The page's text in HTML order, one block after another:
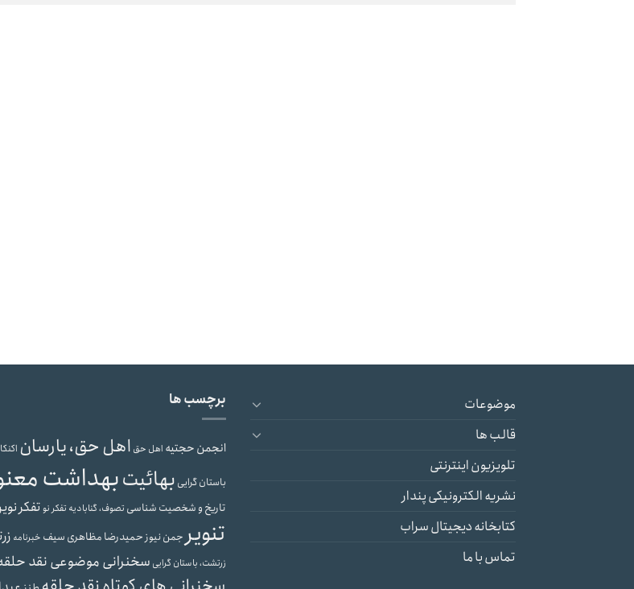
موضوعات
قالب ها
تلویزیون اینترنتی
نشریه الکترونیکی پندار
کتابخانه دیجیتال سراب
تماس با ما
برچسب ها
انجمن حجتیه اهل حق اهل حق، یارسان
باستان گرایی بهائیتبهداشت
تاریخ و شخصیت شناسی تصوف، گنابادیه تفکر نوتفکر
تنویر جمن نیوزحمیدرضا مظاهری سیف خبرنامه
زرتشت، باستان گرایی سخنرانی موضوعی نقد